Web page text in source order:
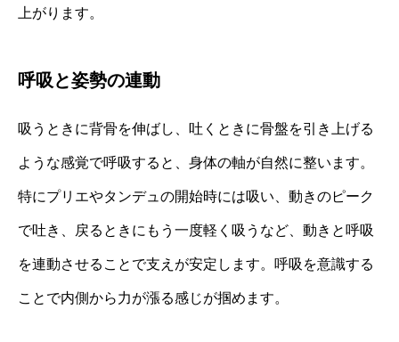
上がります。
呼吸と姿勢の連動
吸うときに背骨を伸ばし、吐くときに骨盤を引き上げる
ような感覚で呼吸すると、身体の軸が自然に整います。
特にプリエやタンデュの開始時には吸い、動きのピーク
で吐き、戻るときにもう一度軽く吸うなど、動きと呼吸
を連動させることで支えが安定します。呼吸を意識する
ことで内側から力が漲る感じが掴めます。